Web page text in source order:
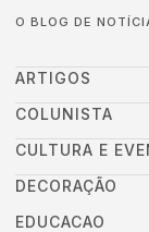
O BLOG DE
ARTIGOS
COLUNISTA
CULTURA E
DECORAÇÃO
EDUCACAO